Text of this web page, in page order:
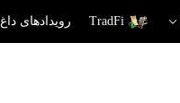
TradFi رویدادهای داغ